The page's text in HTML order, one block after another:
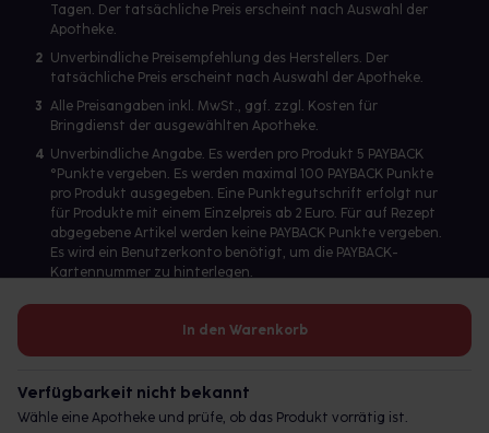
In den Warenkorb
Verfügbarkeit nicht bekannt
Wähle eine Apotheke und prüfe, ob das Produkt vorrätig ist.
Tagen. Der tatsächliche Preis erscheint nach Auswahl der
Apotheke.
2 Unverbindliche Preisempfehlung des Herstellers. Der
tatsächliche Preis erscheint nach Auswahl der Apotheke.
3 Alle Preisangaben inkl. MwSt., ggf. zzgl. Kosten für
Bringdienst der ausgewählten Apotheke.
4 Unverbindliche Angabe. Es werden pro Produkt 5 PAYBACK
°Punkte vergeben. Es werden maximal 100 PAYBACK Punkte
pro Produkt ausgegeben. Eine Punktegutschrift erfolgt nur
für Produkte mit einem Einzelpreis ab 2 Euro. Für auf Rezept
abgegebene Artikel werden keine PAYBACK Punkte vergeben.
Es wird ein Benutzerkonto benötigt, um die PAYBACK-
Kartennummer zu hinterlegen.
Betreiber des Portals und verantwortlich: gesund.de GmbH &
© 2026 gesund.de GmbH & Co. KG